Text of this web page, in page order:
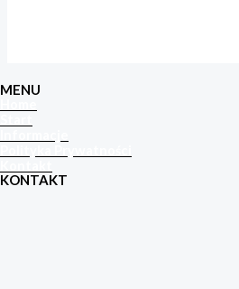
MENU
KONTAKT